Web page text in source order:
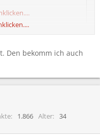
Den bekomm ich auch
1.866 Alter
34